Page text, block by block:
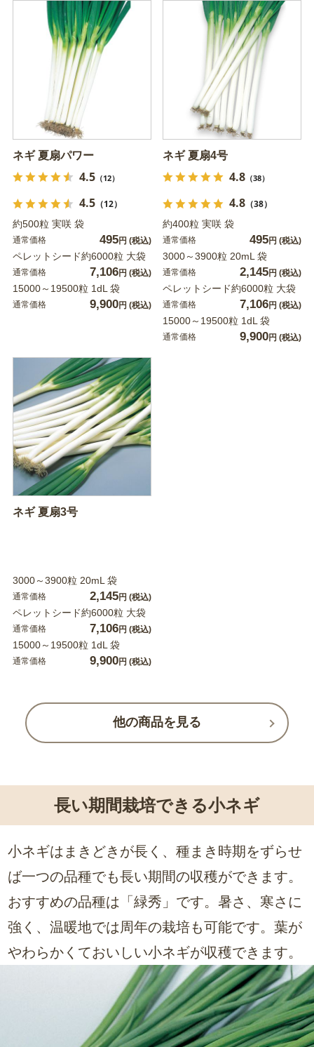
ネギ 夏扇パワー
4.5（12）
4.5（12）
約500粒 実咲 袋
通常価格 495円 (税込)
ペレットシード約6000粒 大袋
通常価格 7,106円 (税込)
15000～19500粒 1dL 袋
通常価格 9,900円 (税込)
ネギ 夏扇4号
4.8（38）
4.8（38）
約400粒 実咲 袋
通常価格 495円 (税込)
3000～3900粒 20mL 袋
通常価格 2,145円 (税込)
ペレットシード約6000粒 大袋
通常価格 7,106円 (税込)
15000～19500粒 1dL 袋
通常価格 9,900円 (税込)
ネギ 夏扇3号
3000～3900粒 20mL 袋
通常価格 2,145円 (税込)
ペレットシード約6000粒 大袋
通常価格 7,106円 (税込)
15000～19500粒 1dL 袋
通常価格 9,900円 (税込)
他の商品を見る
長い期間栽培できる小ネギ
小ネギはまきどきが長く、種まき時期をずらせ
ば一つの品種でも長い期間の収穫ができます。
おすすめの品種は「緑秀」です。暑さ、寒さに
強く、温暖地では周年の栽培も可能です。葉が
やわらかくておいしい小ネギが収穫できます。